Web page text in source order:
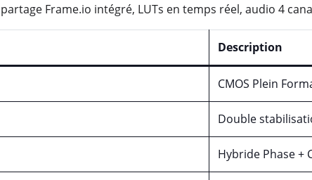
Frame.io intégré, LUTs en temps réel, audio 4
Description
CMOS Plein
Double
Hybride Phase +